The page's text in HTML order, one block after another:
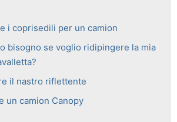
i coprisedili per un camion
bisogno se voglio ridipingere la mia
il nastro riflettente
un camion Canopy